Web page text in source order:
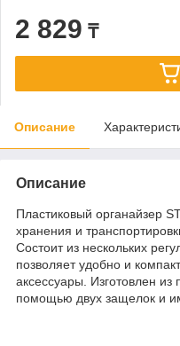
2 829 ₸
Описание
Описание
Пластиковый органайзер
хранения и
Состоит из нескольких
позволяет удобно и
аксессуары. Изготовлен
помощью двух защелок и